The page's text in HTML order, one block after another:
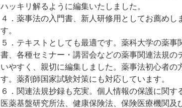
ハッキリ解るように編集いたしました。
４．薬事法の入門書、新人研修用としてお薦めし
す。
５．テキストとしても最適です。薬科大学の薬事
書、各種セミナー・講習会などの薬事関連法規の
いやすく、親切に編集しました。薬事法初心者の
す。薬剤師国家試験対策にも対応しています。
６．関連法規抄録も充実。個人情報の保護に関
医薬基盤研究所法、健康保険法、保険医療機関